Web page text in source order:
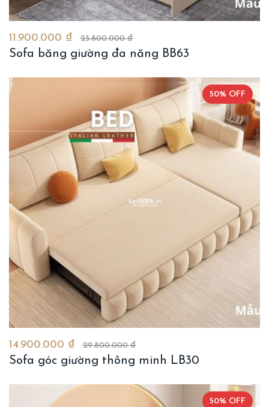
11.900.000 ₫ 23.800.000 ₫
Sofa băng giường đa năng BB63
50% OFF
14.900.000 ₫ 29.800.000 ₫
Sofa góc giường thông minh LB30
50% OFF